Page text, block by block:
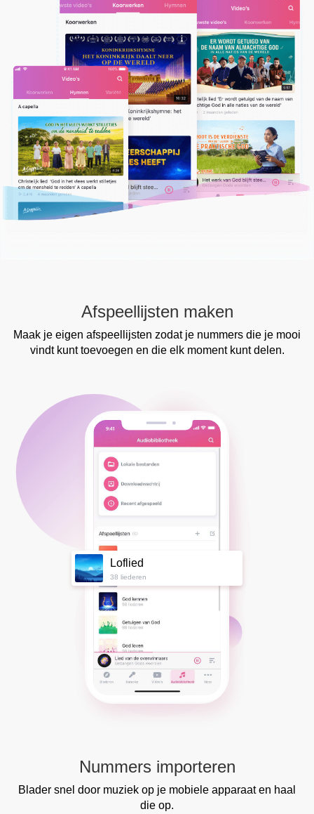
Afspeellijsten maken
Maak je eigen afspeellijsten zodat je nummers die je mooi
vindt kunt toevoegen en die elk moment kunt delen.
Loflied
38 liederen
Nummers importeren
Blader snel door muziek op je mobiele apparaat en haal
die op.